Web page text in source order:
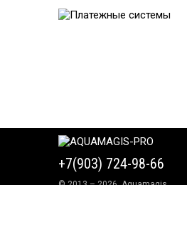
+7(903) 724-98-66
© 2013 – 2026, Aquamagis